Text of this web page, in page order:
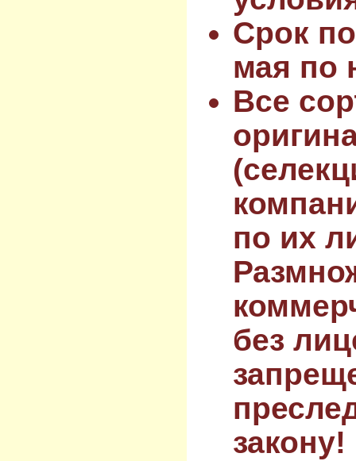
Срок
мая по
Все
по их
без
закону!